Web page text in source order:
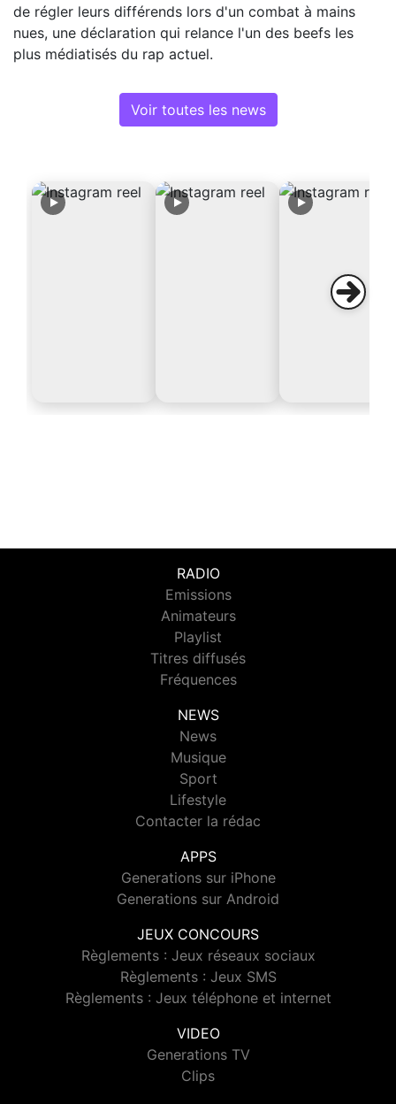
de régler leurs différends lors d'un combat à mains
nues, une déclaration qui relance l'un des beefs les
plus médiatisés du rap actuel.
Voir toutes les news
RADIO
Emissions
Animateurs
Playlist
Titres diffusés
Fréquences
NEWS
News
Musique
Sport
Lifestyle
Contacter la rédac
APPS
Generations sur iPhone
Generations sur Android
JEUX CONCOURS
Règlements : Jeux réseaux sociaux
Règlements : Jeux SMS
Règlements : Jeux téléphone et internet
VIDEO
Generations TV
Clips